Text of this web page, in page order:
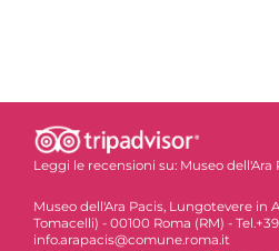
Leggi le recensioni su: Museo dell'Ara
Museo dell'Ara Pacis, Lungotevere in
Tomacelli) - 00100 Roma (RM) -
info.arapacis@comune.roma.it